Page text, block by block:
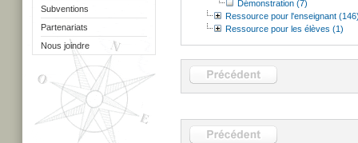
Subventions
Partenariats
Nous joindre
Démonstration (7)
Ressource pour l'enseignant
Ressource pour les élèves (1)